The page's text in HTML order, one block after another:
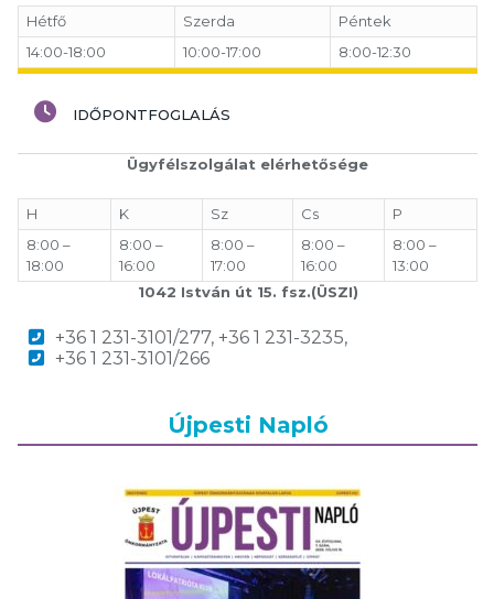
Hétfő Szerda
Péntek
14:00-18:00
10:00-17:00 8:00-12:30
IDŐPONTFOGLALÁS
Ügyfélszolgálat elérhetősége
H K Sz Cs
P
8:00 –
18:00
8:00 –
16:00
8:00 –
17:00
8:00 –
16:00
8:00 –
13:00
1042 István út 15. fsz.(ÜSZI)
+36 1 231-3101/277, +36 1 231-3235,
+36 1 231-3101/266
Újpesti Napló